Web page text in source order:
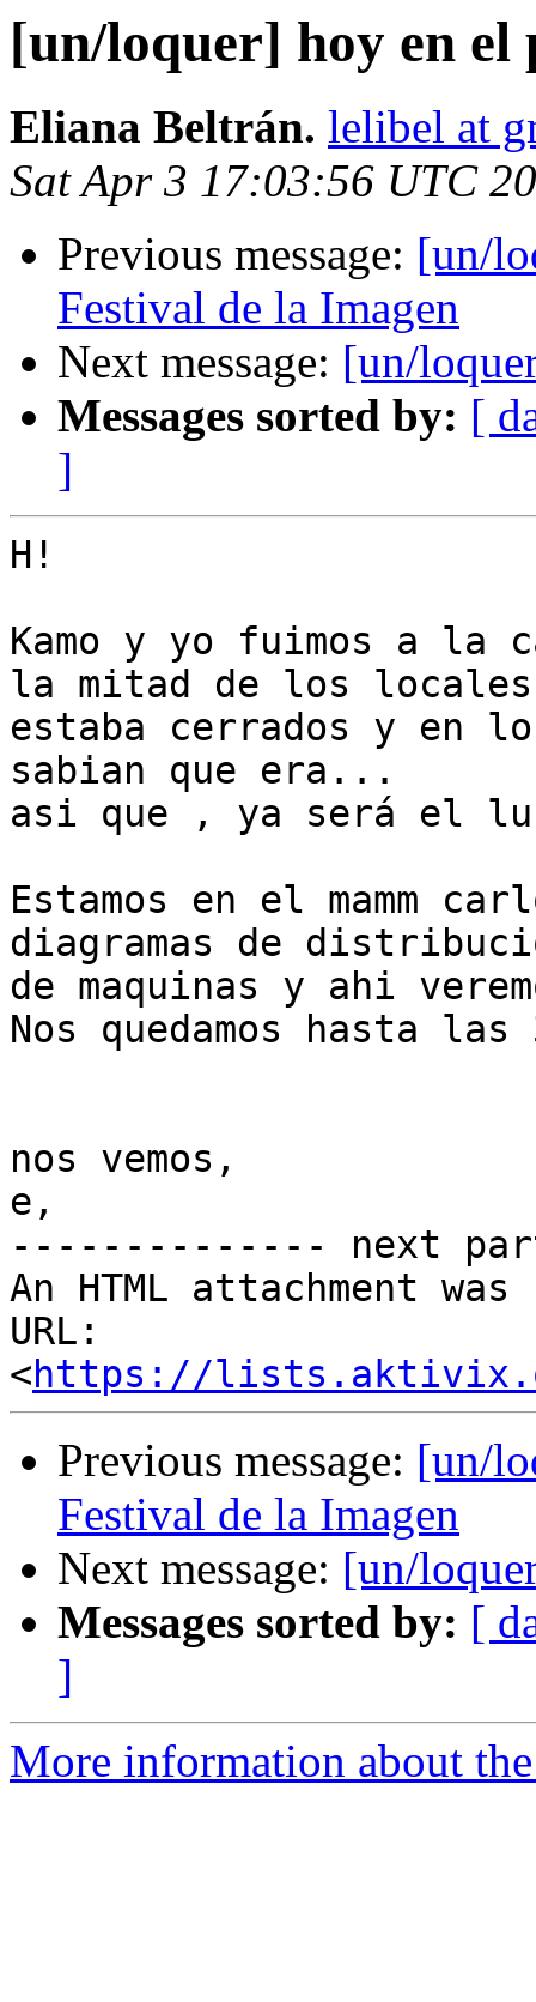
[un/loquer] hoy en el
Eliana Beltrán. lelibel at
Sat Apr 3 17:03:56 UTC
Previous message: [un/
Festival de la Imagen
Next message: [un/
Messages sorted by: [
]
H!
Kamo y yo fuimos a la
la mitad de los locales
estaba cerrados y en
sabian que era...
asi que , ya será el
Estamos en el mamm
diagramas de
de maquinas y ahi
Nos quedamos hasta las
nos vemos,
e,
-------------- next
An HTML attachment
URL:
<https://
Previous message: [un/
Festival de la Imagen
Next message: [un/
Messages sorted by: [
]
More information about